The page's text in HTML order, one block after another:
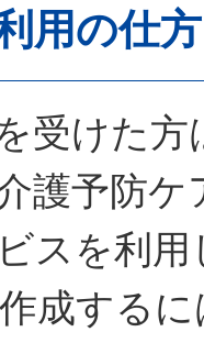
用の仕方
受けた方
護予防
スを利用
成する